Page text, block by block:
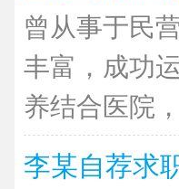
曾从事于民
丰富，成功
养结合医院
李某自荐求